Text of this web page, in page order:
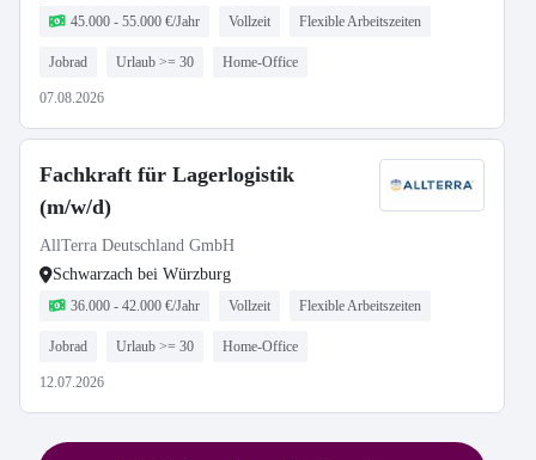
45.000 - 55.000 €/Jahr Vollzeit Flexible Arbeitszeiten
Jobrad Urlaub >= 30 Home-Office
07.08.2026
Fachkraft für Lagerlogistik
(m/w/d)
AllTerra Deutschland GmbH
Schwarzach bei Würzburg
36.000 - 42.000 €/Jahr Vollzeit Flexible Arbeitszeiten
Jobrad Urlaub >= 30 Home-Office
12.07.2026